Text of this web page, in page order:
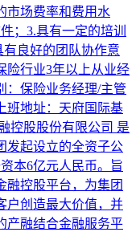
市场费率和费用水
；3.具有一定的培训
良好的团队协作意
险行业3年以上从业经
：保险业务经理/主管
班地址：天府国际基
控股股份有限公司 是
发起设立的全资子公
本6亿元人民币。旨
融控股平台，为集团
户创造最大价值，并
产融结合金融服务平